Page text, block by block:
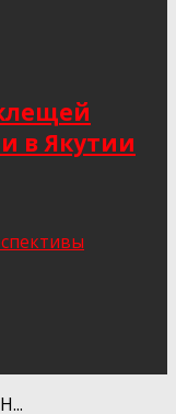
в Якутии